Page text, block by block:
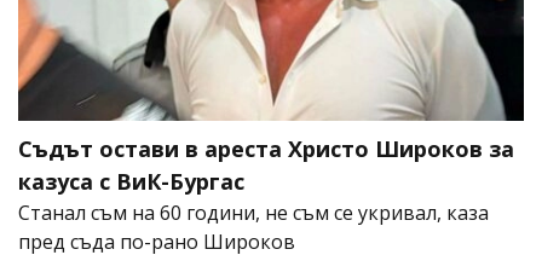
Съдът остави в ареста Христо Широков за
казуса с ВиК-Бургас
Станал съм на 60 години, не съм се укривал, каза
пред съда по-рано Широков